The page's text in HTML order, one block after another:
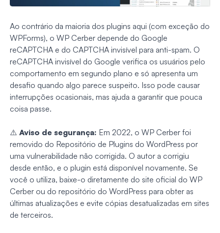
Ao contrário da maioria dos plugins aqui (com exceção do
WPForms), o WP Cerber depende do Google
reCAPTCHA e do CAPTCHA invisível para anti-spam. O
reCAPTCHA invisível do Google verifica os usuários pelo
comportamento em segundo plano e só apresenta um
desafio quando algo parece suspeito. Isso pode causar
interrupções ocasionais, mas ajuda a garantir que pouca
coisa passe.
⚠️ Aviso de segurança: Em 2022, o WP Cerber foi
removido do Repositório de Plugins do WordPress por
uma vulnerabilidade não corrigida. O autor a corrigiu
desde então, e o plugin está disponível novamente. Se
você o utiliza, baixe-o diretamente do site oficial do WP
Cerber ou do repositório do WordPress para obter as
últimas atualizações e evite cópias desatualizadas em sites
de terceiros.